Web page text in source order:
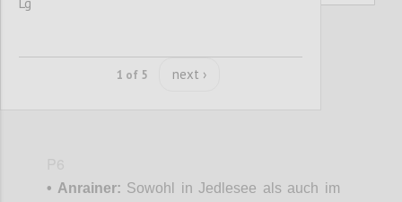
• Anrainer: Sowohl in Jedlesee als auch im
1 of 5 next ›